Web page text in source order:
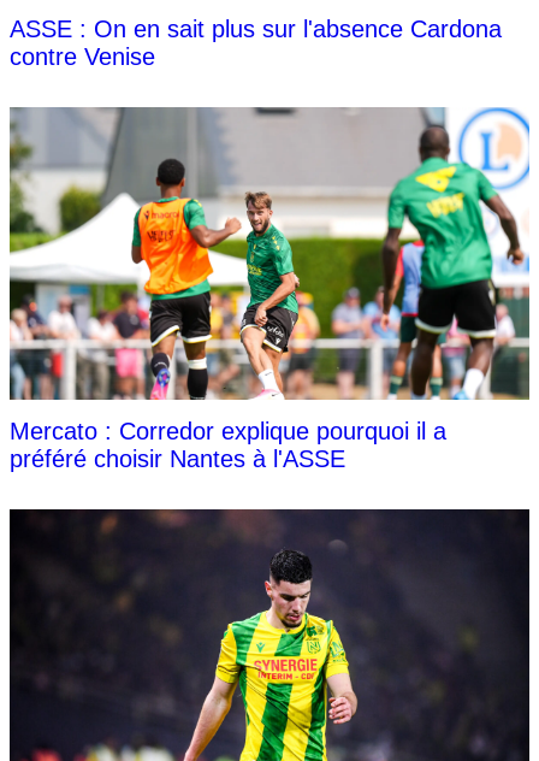
ASSE : On en sait plus sur l'absence Cardona
contre Venise
Mercato : Corredor explique pourquoi il a
préféré choisir Nantes à l'ASSE